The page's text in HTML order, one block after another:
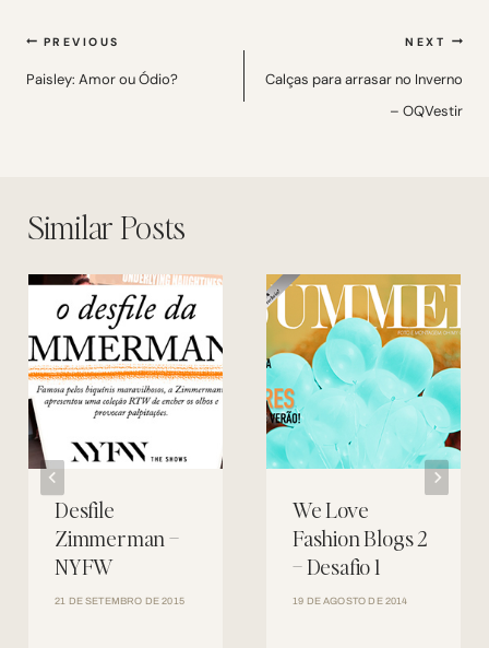
Navegação
de
PREVIOUS
Paisley: Amor ou Ódio?
NEXT
Calças para arrasar no Inverno
– OQVestir
Similar Posts
Desfile
Zimmerman –
NYFW
21 DE SETEMBRO DE 2015
We Love
Fashion Blogs 2
– Desafio 1
19 DE AGOSTO DE 2014